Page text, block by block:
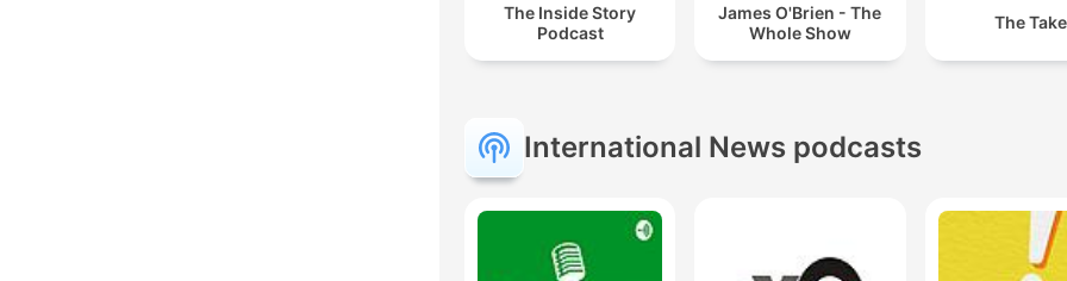
The Inside Story
Podcast
James O'Brien - The
Whole Show
The Take
International News podcasts